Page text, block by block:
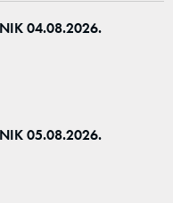
04.08.2026.
05.08.2026.